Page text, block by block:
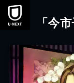
本文へスキップ
「今